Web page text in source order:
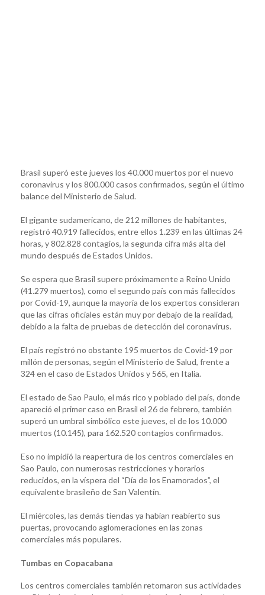
Brasil superó este jueves los 40.000 muertos por el nuevo
coronavirus y los 800.000 casos confirmados, según el último
balance del Ministerio de Salud.
El gigante sudamericano, de 212 millones de habitantes,
registró 40.919 fallecidos, entre ellos 1.239 en las últimas 24
horas, y 802.828 contagios, la segunda cifra más alta del
mundo después de Estados Unidos.
Se espera que Brasil supere próximamente a Reino Unido
(41.279 muertos), como el segundo país con más fallecidos
por Covid-19, aunque la mayoría de los expertos consideran
que las cifras oficiales están muy por debajo de la realidad,
debido a la falta de pruebas de detección del coronavirus.
El país registró no obstante 195 muertos de Covid-19 por
millón de personas, según el Ministerio de Salud, frente a
324 en el caso de Estados Unidos y 565, en Italia.
El estado de Sao Paulo, el más rico y poblado del país, donde
apareció el primer caso en Brasil el 26 de febrero, también
superó un umbral simbólico este jueves, el de los 10.000
muertos (10.145), para 162.520 contagios confirmados.
Eso no impidió la reapertura de los centros comerciales en
Sao Paulo, con numerosas restricciones y horarios
reducidos, en la víspera del “Día de los Enamorados”, el
equivalente brasileño de San Valentín.
El miércoles, las demás tiendas ya habían reabierto sus
puertas, provocando aglomeraciones en las zonas
comerciales más populares.
Tumbas en Copacabana
Los centros comerciales también retomaron sus actividades